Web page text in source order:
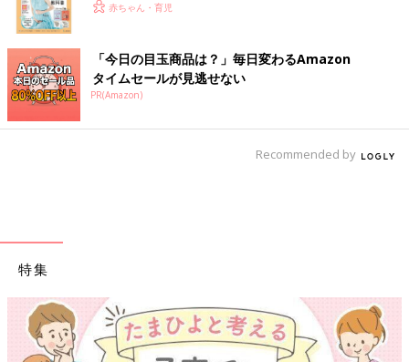
赤ちゃん・育児
「今日の目玉商品は？」毎日変わるAmazon
タイムセールが見逃せない
PR(Amazon)
Recommended by
特集